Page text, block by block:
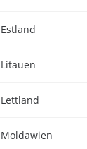
Estland
Litauen
Lettland
Moldawien